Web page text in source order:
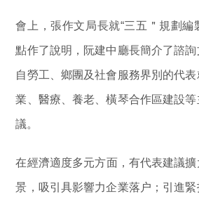
會上，張作文局長就“三五＂規劃編
點作了說明，阮建中廳長簡介了諮
自勞工、鄉團及社會服務界別的代
業、醫療、養老、橫琴合作區建設
議。
在經濟適度多元方面，有代表建議擴
景，吸引具影響力企業落户；引進